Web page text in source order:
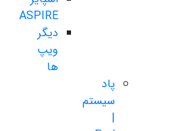
ASPIRE
دیگر
ویپ
ها
پاد
سیستم
|